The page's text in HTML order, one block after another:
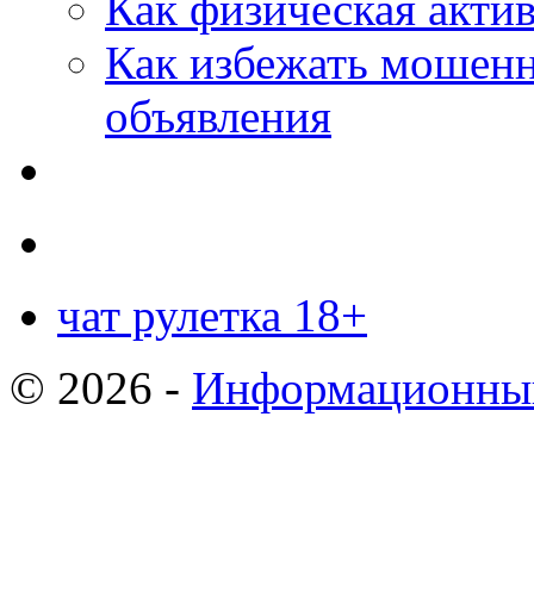
Как избежать
объявления
чат рулетка 18+
© 2026 -